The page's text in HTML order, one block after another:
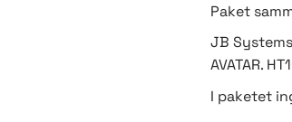
Paket
JB
AVATAR.
I paketet